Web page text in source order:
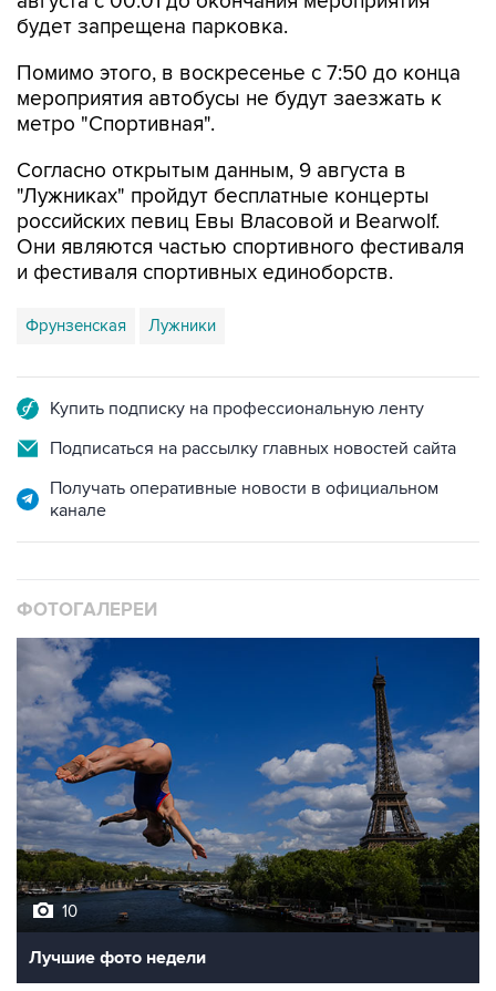
Помимо этого, в воскресенье с 7:50 до конца
метро "Спортивная".
Согласно открытым данным, 9 августа в
российских певиц Евы Власовой и Bearwolf.
Они являются частью спортивного фестиваля
и фестиваля спортивных единоборств.
Фрунзенская Лужники
Подписаться на рассылку главных новостей сайта
Получать оперативные новости в официальном
10
Лучшие фото недели